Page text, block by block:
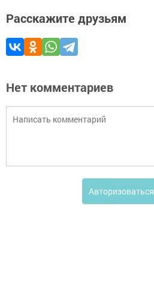
Расскажите друзьям
Нет комментариев
Авторизоваться